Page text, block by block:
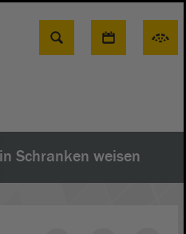
Suche
Schranken weisen